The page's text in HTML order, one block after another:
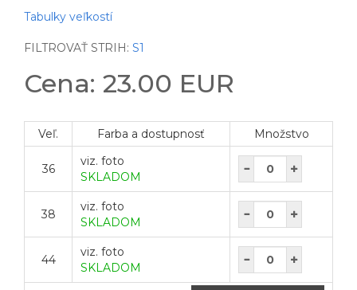
Tabulky veľkostí
FILTROVAŤ STRIH: S1
Cena: 23.00 EUR
Veľ. Farba a dostupnosť Množstvo
36
viz. foto
SKLADOM
38
viz. foto
SKLADOM
44
viz. foto
SKLADOM